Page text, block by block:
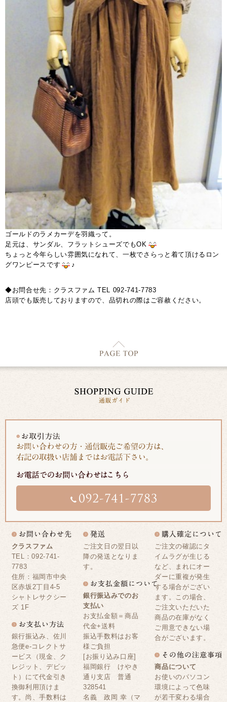
ゴールドのラメカーデを羽織って。
足元は、サンダル、フラットシューズでもOK
ちょっと今年らしい雰囲気になれて、一枚でさらっと着て頂けるロン
グワンピースです
♪
◆お問合せ先：クラスファム TEL 092-741-7783
店頭でも販売しておりますので、品切れの際はご容赦ください。
クラスファム
TEL：092-741-
7783
住所：福岡市中央
区赤坂2丁目4-5
シャトレサクシー
ズ 1F
銀行振込み、佐川
急便e-コレクトサ
ービス（現金、ク
レジット、デビッ
ト）にて代金引き
換御利用頂けま
す。尚、手数料は
ご注文日の翌日以
降の発送となりま
す。
銀行振込みでのお
支払い
お支払金額＝商品
代金+送料
振込手数料はお客
様ご負担
[お振り込み口座]
福岡銀行 けやき
通り支店 普通
328541
名義 政岡 幸（マ
ご注文の確認にタ
イムラグが生じる
など、まれにオー
ダーに重複が発生
する場合がござい
ます。この場合、
ご注文いただいた
商品の在庫がなく
ご用意できない場
合がございます。
商品について
お使いのパソコン
環境によって色味
が若干変わる場合